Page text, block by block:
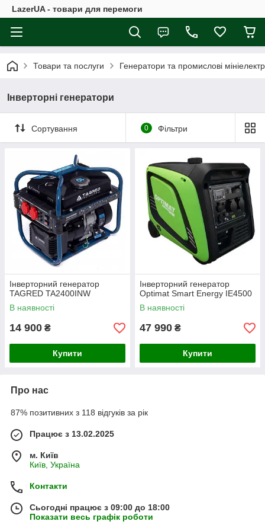
LazerUA - товари для перемоги
Товари та послуги Генератори та промислові
Інверторні генератори
Сортування 0 Фільтри
Інверторний генератор
TAGRED TA2400INW
В наявності
14 900 ₴
Купити
Інверторний генератор
Optimat Smart Energy IE4500
В наявності
47 990 ₴
Купити
Про нас
87% позитивних з 118 відгуків за рік
Працює з 13.02.2025
м. Київ
Київ, Україна
Контакти
Сьогодні працює з 09:00 до 18:00
Показати весь графік роботи